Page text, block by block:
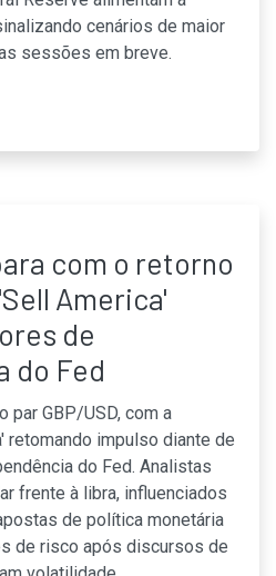
cenários de maior
sessões em breve.
com o retorno
America'
de
do Fed
par GBP/USD, com a
retomando impulso diante de
do Fed. Analistas
frente à libra, influenciados
de política monetária
de risco após discursos de